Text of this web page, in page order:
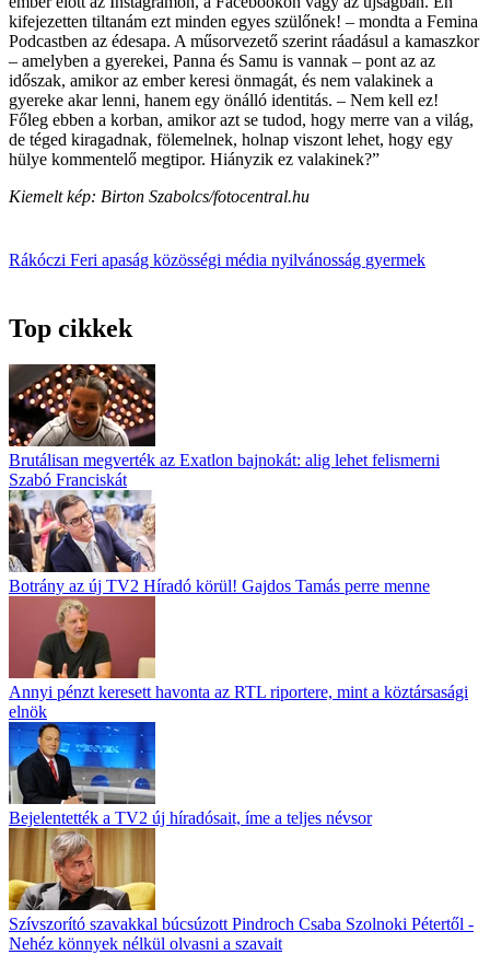
kifejezetten tiltanám ezt minden egyes szülőnek! – mondta a Femina
Podcastben az édesapa. A műsorvezető szerint ráadásul a kamaszkor
– amelyben a gyerekei, Panna és Samu is vannak – pont az az
időszak, amikor az ember keresi önmagát, és nem valakinek a
gyereke akar lenni, hanem egy önálló identitás. – Nem kell ez!
Főleg ebben a korban, amikor azt se tudod, hogy merre van a világ,
de téged kiragadnak, fölemelnek, holnap viszont lehet, hogy egy
hülye kommentelő megtipor. Hiányzik ez valakinek?”
Kiemelt kép: Birton Szabolcs/fotocentral.hu
Rákóczi Feri apaság közösségi média nyilvánosság gyermek
Top cikkek
Brutálisan megverték az Exatlon bajnokát: alig lehet felismerni
Szabó Franciskát
Botrány az új TV2 Híradó körül! Gajdos Tamás perre menne
Annyi pénzt keresett havonta az RTL riportere, mint a köztársasági
elnök
Bejelentették a TV2 új híradósait, íme a teljes névsor
Szívszorító szavakkal búcsúzott Pindroch Csaba Szolnoki Pétertől -
Nehéz könnyek nélkül olvasni a szavait